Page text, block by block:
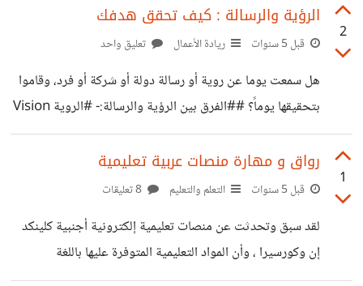
الفساد لنفسه، بفعل إشياء صغيرة دون أن يشعر ، تدمر حياته على
المدى الطويل. ## المماطلة التاجيل الدائم لمهام حياتك،
دون أن تشعر بمرور العمر. ##الشكوى الجميع يقابل مشاكل
يومية في حياته، ولكن يوجد الشكاء
2
الرؤية والرسالة : كيف تحقق هدفك
قبل 5 سنوات ريادة الأعمال تعليق واحد
هل سمعت يوما عن روية أو رسالة دولة أو شركة أو فرد، وقاموا
بتحقيقها يوماً؟ ##الفرق بين الرؤية والرسالة:- #الروية Vision
هى تصور واضح ومستقيم تربط بين الأهداف والقيم وأسباب
التميز، بالإضافة إلى ارتباطها بالمستقبل وبسنوات طويلة ولاتتغير
من يقرائها بالفخر وعادة ما تكون في الشركات فقط . ##وهناك
عدة فروق بين الرؤية والرسالة من أبرزها: إن الرؤية تكون شاملة
1
رواق و مهارة منصات عربية تعليمية
قبل 5 سنوات التعلم والتعليم
لقد سبق وتحدثت عن منصات تعليمية إلكترونية أجنبية كلينكد
إن وكورسيرا ، وأن المواد التعليمية المتوفرة عليها باللغة
الإنجليزية، فبالاضافة الى تلك المنصات الاجنبية يوجد منصات